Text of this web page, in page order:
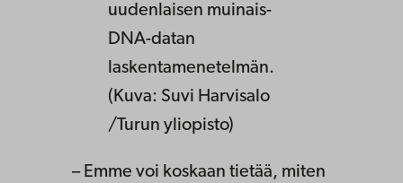
uudenlaisen muinais-
DNA-datan
laskentamenetelmän.
(Kuva: Suvi Harvisalo
/Turun yliopisto)
– Emme voi koskaan tietää, miten